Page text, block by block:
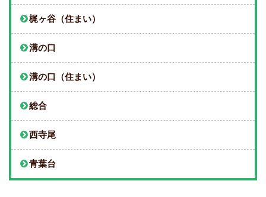
梶ヶ谷（住まい）
溝の口
溝の口（住まい）
総合
西寺尾
青葉台